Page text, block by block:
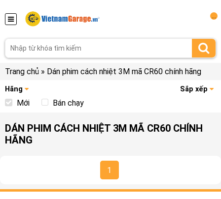
Trang chủ » Dán phim cách nhiệt 3M mã CR60 chính hãng
Hãng Sắp xếp
Mới Bán chạy
DÁN PHIM CÁCH NHIỆT 3M MÃ CR60 CHÍNH
HÃNG
1